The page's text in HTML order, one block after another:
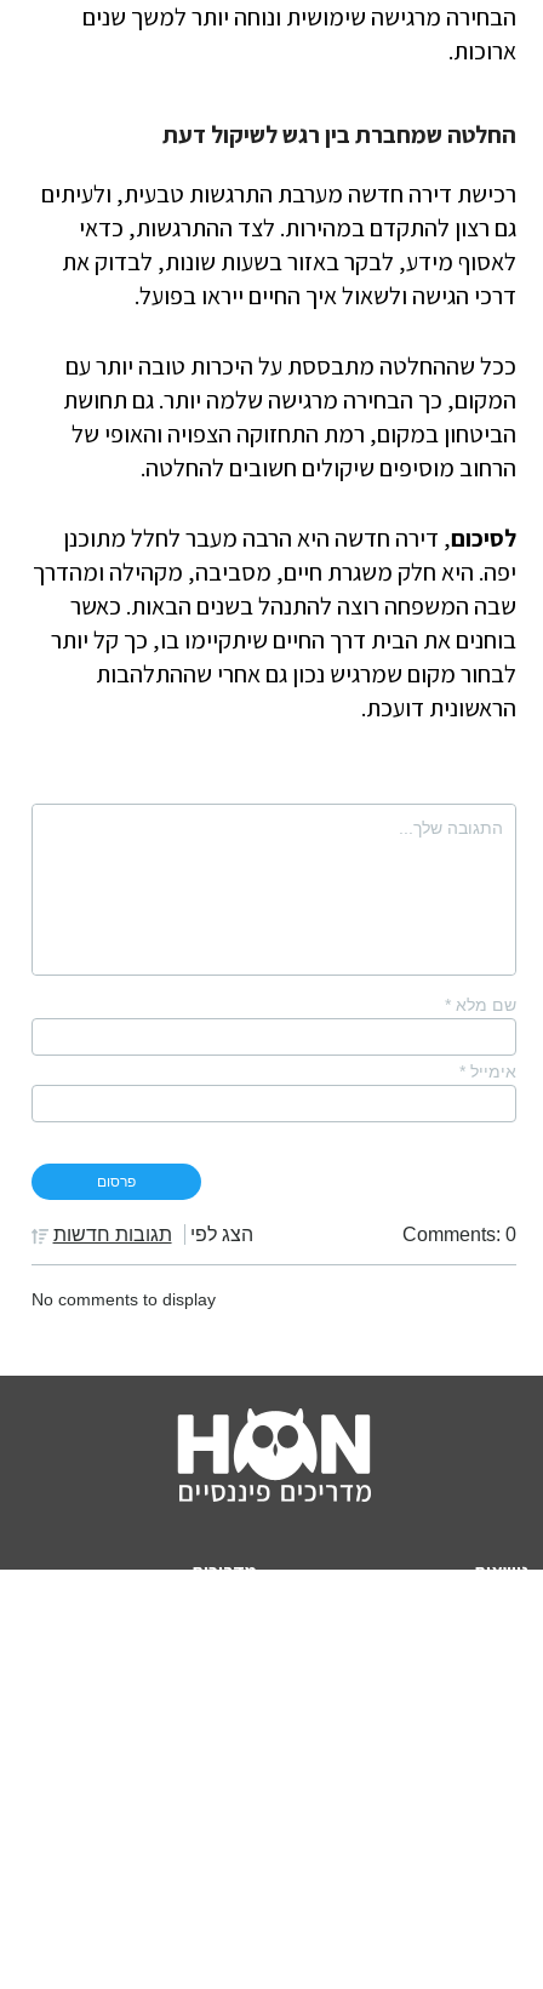
הבחירה מרגישה שימושית ונוחה יותר למשך שנים
ארוכות.
החלטה שמחברת בין רגש לשיקול דעת
רכישת דירה חדשה מערבת התרגשות טבעית, ולעיתים
גם רצון להתקדם במהירות. לצד ההתרגשות, כדאי
לאסוף מידע, לבקר באזור בשעות שונות, לבדוק את
דרכי הגישה ולשאול איך החיים ייראו בפועל.
ככל שההחלטה מתבססת על היכרות טובה יותר עם
המקום, כך הבחירה מרגישה שלמה יותר. גם תחושת
הביטחון במקום, רמת התחזוקה הצפויה והאופי של
הרחוב מוסיפים שיקולים חשובים להחלטה.
לסיכום, דירה חדשה היא הרבה מעבר לחלל מתוכנן
יפה. היא חלק משגרת חיים, מסביבה, מקהילה ומהדרך
שבה המשפחה רוצה להתנהל בשנים הבאות. כאשר
בוחנים את הבית דרך החיים שיתקיימו בו, כך קל יותר
לבחור מקום שמרגיש נכון גם אחרי שההתלהבות
הראשונית דועכת.
שם מלא *
אימייל *
Comments: 0 הצג לפי תגובות חדשות
No comments to display
נושאים
מדריכים